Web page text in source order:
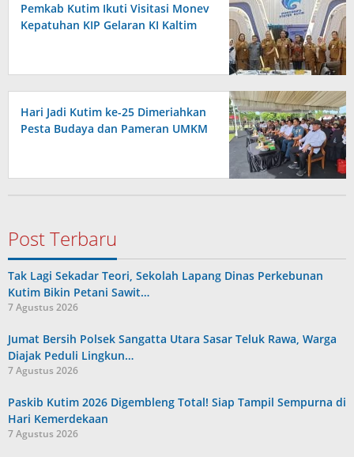
Pemkab Kutim Ikuti Visitasi Monev
Kepatuhan KIP Gelaran KI Kaltim
Hari Jadi Kutim ke-25 Dimeriahkan
Pesta Budaya dan Pameran UMKM
Post Terbaru
Tak Lagi Sekadar Teori, Sekolah Lapang Dinas Perkebunan
Kutim Bikin Petani Sawit…
7 Agustus 2026
Jumat Bersih Polsek Sangatta Utara Sasar Teluk Rawa, Warga
Diajak Peduli Lingkun…
7 Agustus 2026
Paskib Kutim 2026 Digembleng Total! Siap Tampil Sempurna di
Hari Kemerdekaan
7 Agustus 2026